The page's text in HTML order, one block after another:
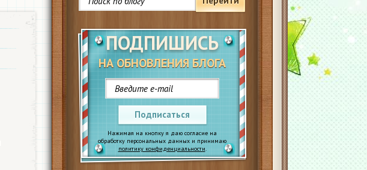
ПОДПИШИСЬ
НА ОБНОВЛЕНИЯ БЛОГА
Подписаться
Нажимая на кнопку я даю согласие на
обработку персональных данных и принимаю
политику конфиденциальности.